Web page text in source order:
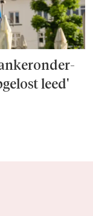
leed'